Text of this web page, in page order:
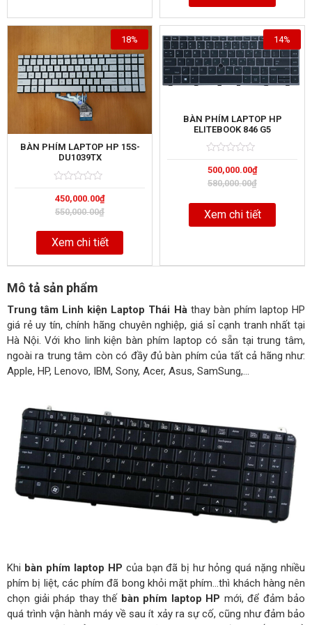
BÀN PHÍM LAPTOP HP 15S-
DU1039TX
0
out
of
550,000.00₫
450,000.00₫
18%
Xem chi tiết
BÀN PHÍM LAPTOP HP
ELITEBOOK 846 G5
0
out
of
580,000.00₫
500,000.00₫
14%
Xem chi tiết
Mô tả sản phẩm
Trung tâm Linh kiện Laptop Thái Hàthay bàn phím laptop HP
giá rẻ uy tín, chính hãng chuyên nghiệp, giá sỉ cạnh tranh nhất tại
Hà Nội. Với kho linh kiện bàn phím laptop có sẵn tại trung tâm,
ngoài ra trung tâm còn có đầy đủ bàn phím của tất cả hãng như:
Apple, HP, Lenovo, IBM, Sony, Acer, Asus, SamSung,…
Khi bàn phím laptop HP của bạn đã bị hư hỏng quá nặng nhiều
phím bị liệt, các phím đã bong khỏi mặt phím…thì khách hàng nên
chọn giải pháp thay thế bàn phím laptop HP mới, để đảm bảo
quá trình vận hành máy về sau ít xảy ra sự cố, cũng như đảm bảo